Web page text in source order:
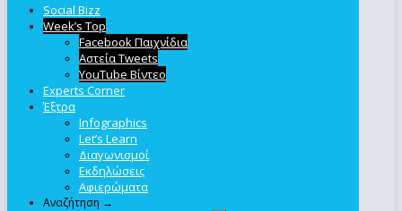
Social Bizz
Week’s Top
Facebook Παιχνίδια
Αστεία Tweets
YouTube Βίντεο
Experts Corner
Έξτρα
Infographics
Let’s Learn
Διαγωνισμοί
Εκδηλώσεις
Αφιερώματα
Αναζήτηση →